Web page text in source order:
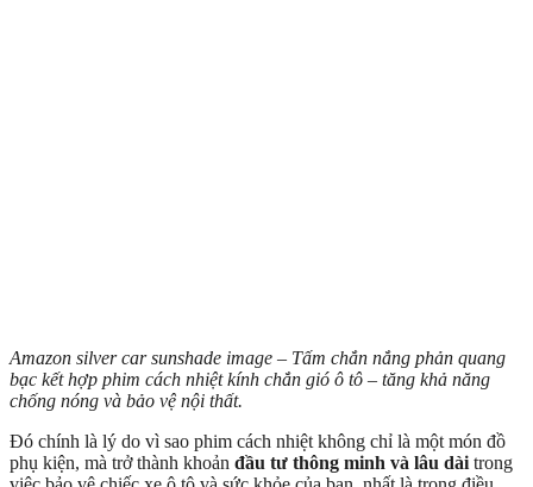
Amazon silver car sunshade image – Tấm chắn nắng phản quang
bạc kết hợp phim cách nhiệt kính chắn gió ô tô – tăng khả năng
chống nóng và bảo vệ nội thất.
Đó chính là lý do vì sao phim cách nhiệt không chỉ là một món đồ
phụ kiện, mà trở thành khoản đầu tư thông minh và lâu dàitrong